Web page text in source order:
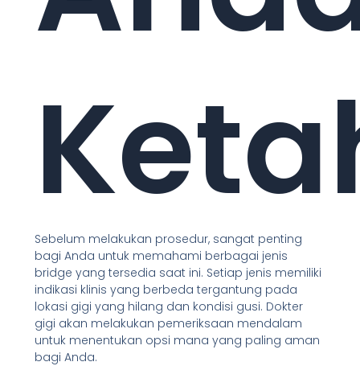
Sebelum melakukan prosedur, sangat penting
bagi Anda untuk memahami berbagai jenis
bridge yang tersedia saat ini. Setiap jenis memiliki
indikasi klinis yang berbeda tergantung pada
lokasi gigi yang hilang dan kondisi gusi. Dokter
gigi akan melakukan pemeriksaan mendalam
untuk menentukan opsi mana yang paling aman
bagi Anda.